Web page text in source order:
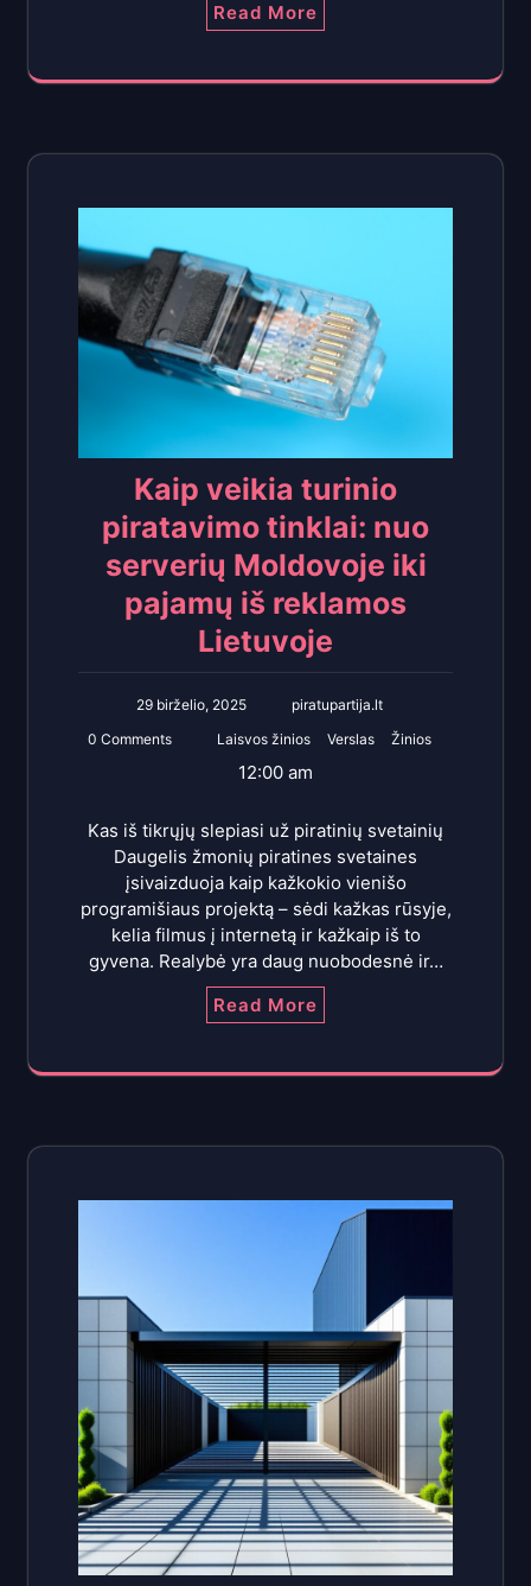
Read More
Kaip veikia turinio
piratavimo tinklai: nuo
serverių Moldovoje iki
pajamų iš reklamos
Lietuvoje
29 birželio, 2025
piratupartija.lt
0 Comments
Laisvos žinios Verslas Žinios
12:00 am
Kas iš tikrųjų slepiasi už piratinių svetainių
Daugelis žmonių piratines svetaines
įsivaizduoja kaip kažkokio vienišo
programišiaus projektą – sėdi kažkas rūsyje,
kelia filmus į internetą ir kažkaip iš to
gyvena. Realybė yra daug nuobodesnė ir…
Read More